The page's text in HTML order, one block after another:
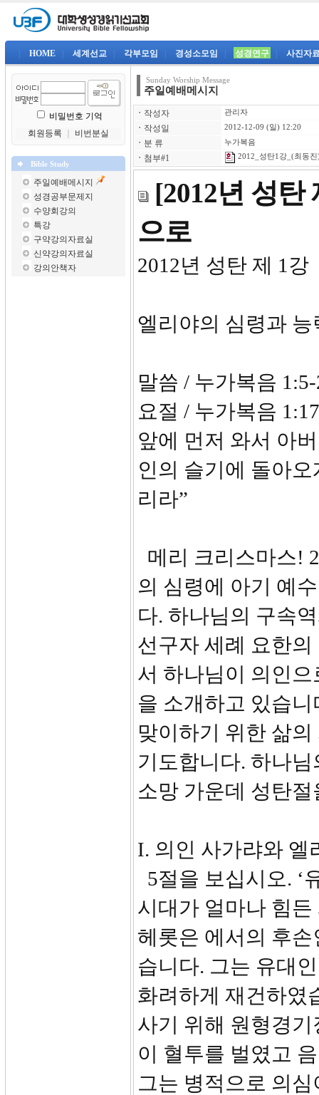
HOME 세계선교 각부모임 경성소모임 성경연구 사진자
비밀번호 기억
회원등록
비번분실
Bible Study
주일예배메시지
성경공부문제지
수양회강의
특강
구약강의자료실
신약강의자료실
강의안책자
Sunday Worship Message
주일예배메시지
ㆍ 작성자 관리자
ㆍ 작성일 2012-12-09 (일) 12:20
ㆍ 분 류 누가복음
ㆍ 첨부#1 2012_성탄1강_(최동
[2012년 성탄
으로
2012년 성탄 제 1
엘리야의 심령과 능
말씀 / 누가복음
요절 / 누가복음
앞에 먼저 와서 아
인의 슬기에 돌아
리라”
메리 크리스마스!
의 심령에 아기 예
다. 하나님의 구속
선구자 세례 요한
서 하나님이 의인
을 소개하고 있습
맞이하기 위한 삶
기도합니다. 하나
소망 가운데 성탄
I. 의인 사가랴와 엘
5절을 보십시오. ‘
시대가 얼마나 힘
헤롯은 에서의 후
습니다. 그는 유대
화려하게 재건하였
사기 위해 원형경
이 혈투를 벌였고
그는 병적으로 의